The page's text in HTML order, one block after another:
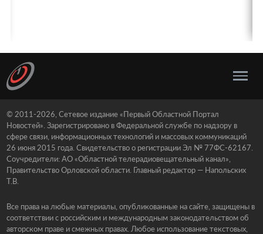
© 2011-2026, Сетевое издание «Первый Областной Портал
Новостей». Зарегистрировано в Федеральной службе по надзору в
сфере связи, информационных технологий и массовых коммуникаций
26 июня 2015 года. Свидетельство о регистрации Эл № 77ФС-62167.
Соучредители: АО «Областной телерадиовещательный канал»,
Правительство Орловской области. Главный редактор — Напольских
Т.В.
Все права на любые материалы, опубликованные на сайте, защищены в
соответствии с российским и международным законодательством об
авторском праве и смежных правах. Любое использование текстовых,